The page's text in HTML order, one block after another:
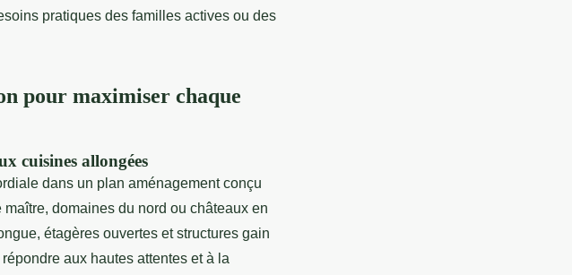
pratiques des familles actives ou des
pour maximiser chaque
cuisines allongées
dans un plan aménagement conçu
domaines du nord ou châteaux en
étagères ouvertes et structures gain
aux hautes attentes et à la